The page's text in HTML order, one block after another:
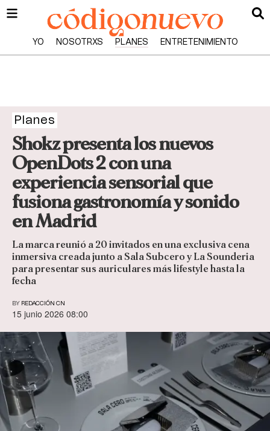
YO NOSOTRXS PLANES ENTRETENIMIENTO
Planes
Shokz presenta los nuevos
OpenDots 2 con una
experiencia sensorial que
fusiona gastronomía y sonido
en Madrid
La marca reunió a 20 invitados en una exclusiva cena
inmersiva creada junto a Sala Subcero y La Sounderia
para presentar sus auriculares más lifestyle hasta la
fecha
BY REDACCIÓN CN
15 junio 2026 08:00